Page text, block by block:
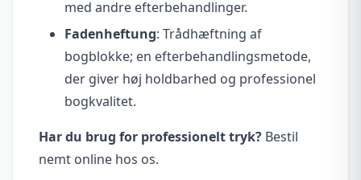
med andre efterbehandlinger.
Fadenheftung: Trådhæftning af
bogblokke; en efterbehandlingsmetode,
der giver høj holdbarhed og professionel
bogkvalitet.
Har du brug for professionelt tryk? Bestil
nemt online hos os.